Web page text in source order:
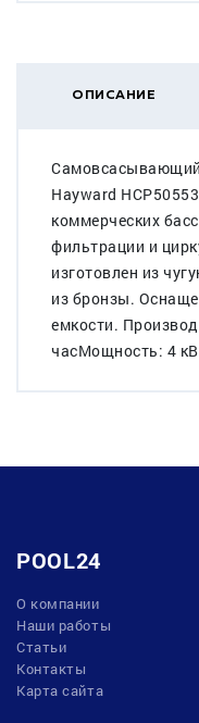
ОПИСАНИЕ
Hayward
коммерческих
фильтрации и
изготовлен из
из бронзы.
емкости.
часМощность: 4
POOL24
О компании
Наши работы
Статьи
Контакты
Карта сайта